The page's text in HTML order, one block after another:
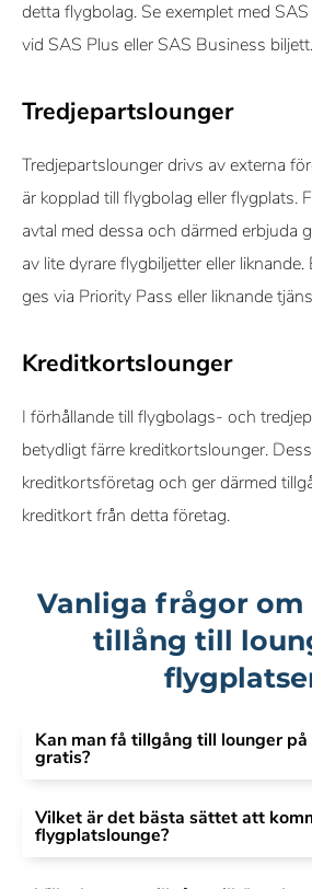
detta flygbolag. Se exemplet med
vid SAS Plus eller SAS Business biljett.
Tredjepartslounger
Tredjepartslounger drivs av externa
är kopplad till flygbolag eller flygplats.
avtal med dessa och därmed erbjuda
av lite dyrare flygbiljetter eller
ges via Priority Pass eller liknande
Kreditkortslounger
I förhållande till flygbolags- och
betydligt färre kreditkortslounger.
kreditkortsföretag och ger därmed
kreditkort från detta företag.
Vanliga frågor om
tillång till
Kan man få tillgång till lounger
gratis?
Vilket är det bästa sättet att
flygplatslounge?